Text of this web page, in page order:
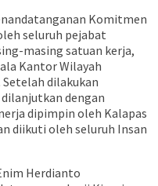
Komitmen
seluruh pejabat
masing satuan kerja,
Kantor Wilayah
dilakukan
dengan
dipimpin oleh Kalapas
diikuti oleh seluruh Insan
Herdianto